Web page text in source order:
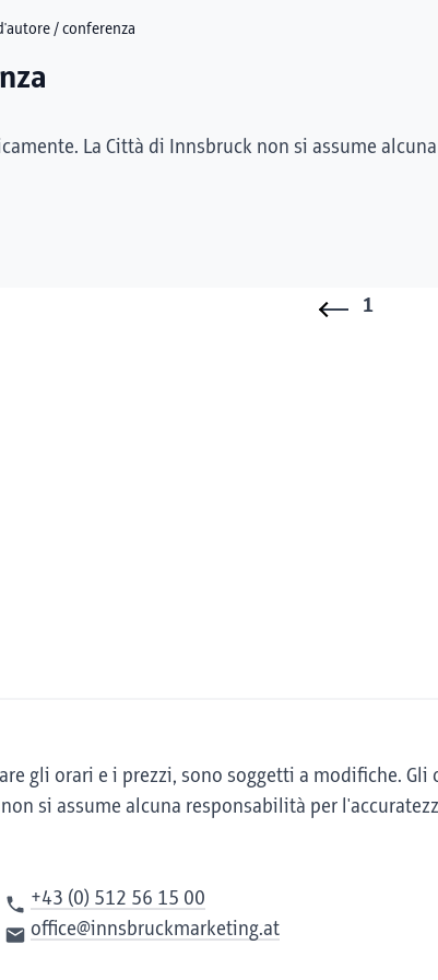
/ conferenza
La Città di Innsbruck non si assume
1
gli orari e i prezzi, sono soggetti a modifiche.
si assume alcuna responsabilità per
+43 (0) 512 56 15 00
office@innsbruckmarketing.at